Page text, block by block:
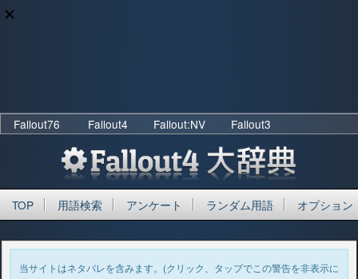
Fallout76 Fallout4 Fallout:NV Fallout3
TOP 用語検索 アンケート ランダム用語 オプション
当サイトはネタバレを含みます。(クリック、タップでこの警告を非表示に